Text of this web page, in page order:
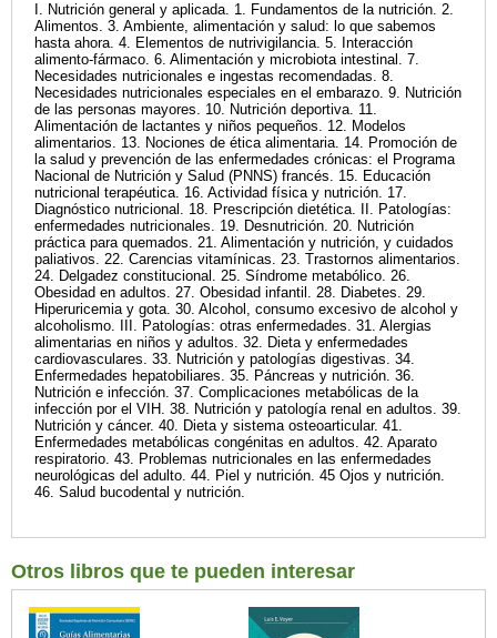
I. Nutrición general y aplicada. 1. Fundamentos de la nutrición. 2.
Alimentos. 3. Ambiente, alimentación y salud: lo que sabemos
hasta ahora. 4. Elementos de nutrivigilancia. 5. Interacción
alimento-fármaco. 6. Alimentación y microbiota intestinal. 7.
Necesidades nutricionales e ingestas recomendadas. 8.
Necesidades nutricionales especiales en el embarazo. 9. Nutrición
de las personas mayores. 10. Nutrición deportiva. 11.
Alimentación de lactantes y niños pequeños. 12. Modelos
alimentarios. 13. Nociones de ética alimentaria. 14. Promoción de
la salud y prevención de las enfermedades crónicas: el Programa
Nacional de Nutrición y Salud (PNNS) francés. 15. Educación
nutricional terapéutica. 16. Actividad física y nutrición. 17.
Diagnóstico nutricional. 18. Prescripción dietética. II. Patologías:
enfermedades nutricionales. 19. Desnutrición. 20. Nutrición
práctica para quemados. 21. Alimentación y nutrición, y cuidados
paliativos. 22. Carencias vitamínicas. 23. Trastornos alimentarios.
24. Delgadez constitucional. 25. Síndrome metabólico. 26.
Obesidad en adultos. 27. Obesidad infantil. 28. Diabetes. 29.
Hiperuricemia y gota. 30. Alcohol, consumo excesivo de alcohol y
alcoholismo. III. Patologías: otras enfermedades. 31. Alergias
alimentarias en niños y adultos. 32. Dieta y enfermedades
cardiovasculares. 33. Nutrición y patologías digestivas. 34.
Enfermedades hepatobiliares. 35. Páncreas y nutrición. 36.
Nutrición e infección. 37. Complicaciones metabólicas de la
infección por el VIH. 38. Nutrición y patología renal en adultos. 39.
Nutrición y cáncer. 40. Dieta y sistema osteoarticular. 41.
Enfermedades metabólicas congénitas en adultos. 42. Aparato
respiratorio. 43. Problemas nutricionales en las enfermedades
neurológicas del adulto. 44. Piel y nutrición. 45 Ojos y nutrición.
46. Salud bucodental y nutrición.
Otros libros que te pueden interesar